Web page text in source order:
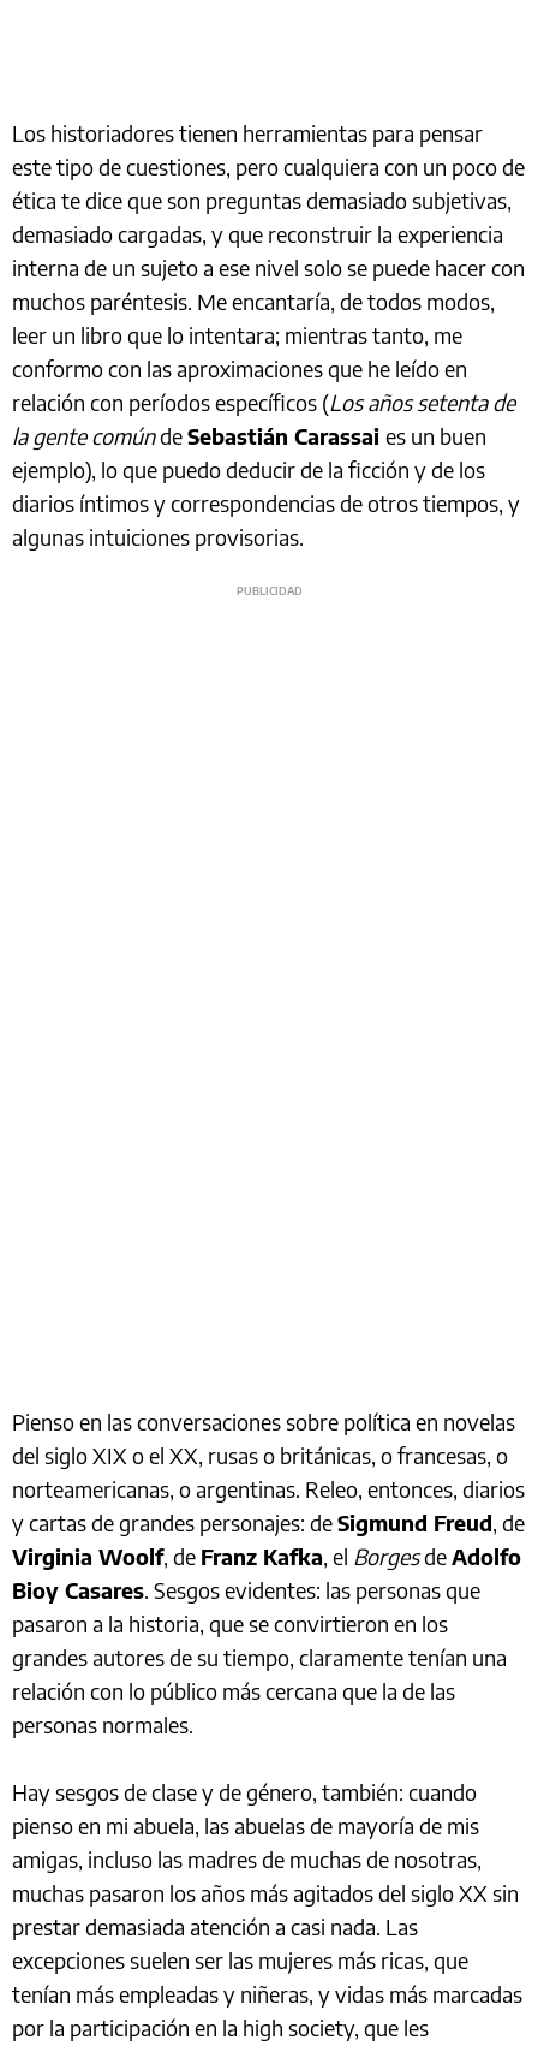
Los historiadores tienen herramientas para pensar
este tipo de cuestiones, pero cualquiera con un poco de
ética te dice que son preguntas demasiado subjetivas,
demasiado cargadas, y que reconstruir la experiencia
interna de un sujeto a ese nivel solo se puede hacer con
muchos paréntesis. Me encantaría, de todos modos,
leer un libro que lo intentara; mientras tanto, me
conformo con las aproximaciones que he leído en
relación con períodos específicos (Los años setenta de
la gente comúndeSebastián Carassai es un buen
ejemplo), lo que puedo deducir de la ficción y de los
diarios íntimos y correspondencias de otros tiempos, y
algunas intuiciones provisorias.
Pienso en las conversaciones sobre política en novelas
del siglo XIX o el XX, rusas o británicas, o francesas, o
norteamericanas, o argentinas. Releo, entonces, diarios
y cartas de grandes personajes: deSigmund Freud, de
Virginia Woolf, de Franz Kafka, el BorgesdeAdolfo
Bioy Casares. Sesgos evidentes: las personas que
pasaron a la historia, que se convirtieron en los
grandes autores de su tiempo, claramente tenían una
relación con lo público más cercana que la de las
personas normales.
Hay sesgos de clase y de género, también: cuando
pienso en mi abuela, las abuelas de mayoría de mis
amigas, incluso las madres de muchas de nosotras,
muchas pasaron los años más agitados del siglo XX sin
prestar demasiada atención a casi nada. Las
excepciones suelen ser las mujeres más ricas, que
tenían más empleadas y niñeras, y vidas más marcadas
por la participación en la high society, que les